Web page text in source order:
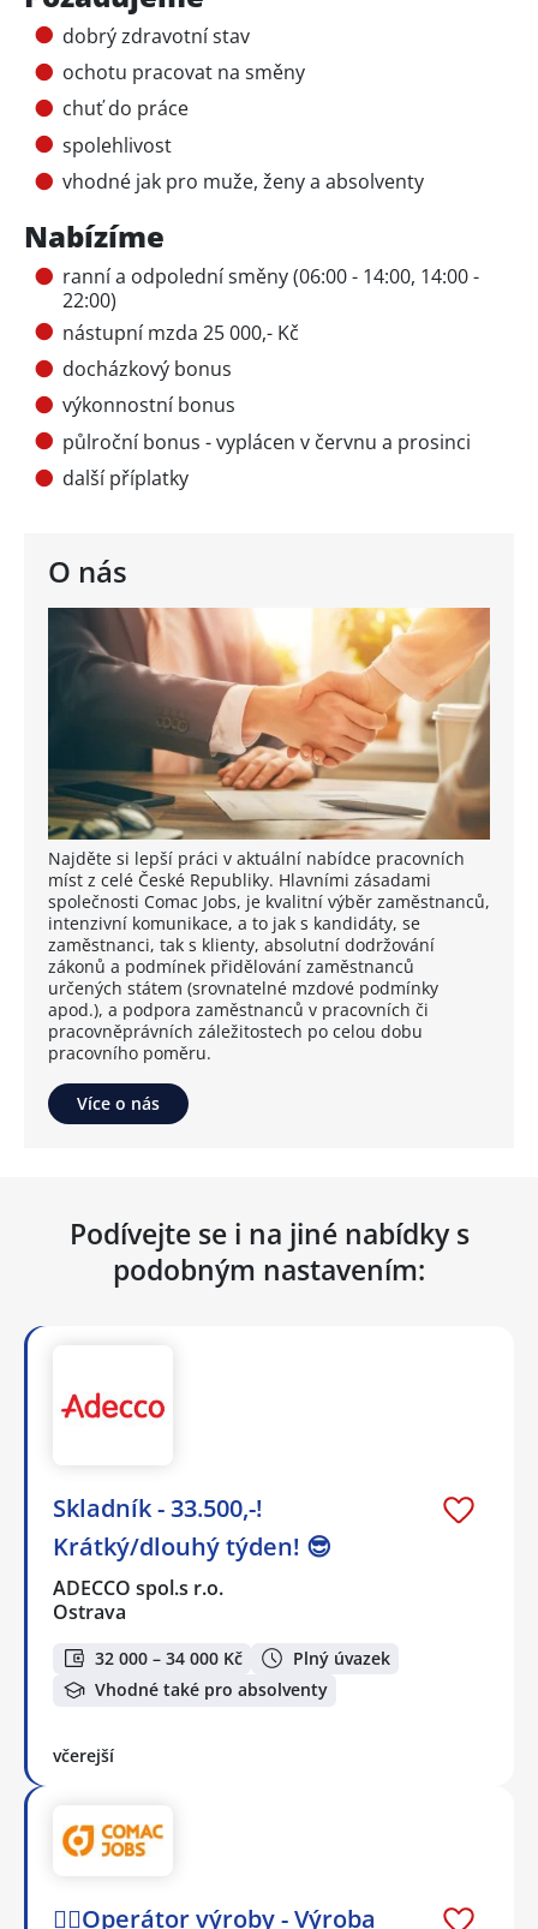
O nás
Najděte si lepší práci v aktuální nabídce pracovních
míst z celé České Republiky. Hlavními zásadami
společnosti Comac Jobs, je kvalitní výběr zaměstnanců,
intenzivní komunikace, a to jak s kandidáty, se
zaměstnanci, tak s klienty, absolutní dodržování
zákonů a podmínek přidělování zaměstnanců
určených státem (srovnatelné mzdové podmínky
apod.), a podpora zaměstnanců v pracovních či
pracovněprávních záležitostech po celou dobu
pracovního poměru.
Více o nás
dobrý zdravotní stav
ochotu pracovat na směny
chuť do práce
spolehlivost
vhodné jak pro muže, ženy a absolventy
Nabízíme
ranní a odpolední směny (06:00 - 14:00, 14:00 -
22:00)
nástupní mzda 25 000,- Kč
docházkový bonus
výkonnostní bonus
půlroční bonus - vyplácen v červnu a prosinci
další příplatky
Podívejte se i na jiné nabídky s
podobným nastavením:
Skladník - 33.500,-!
Krátký/dlouhý týden! 😎
ADECCO spol.s r.o.
Ostrava
32 000 – 34 000 Kč
Plný úvazek
Vhodné také pro absolventy
včerejší
👷‍♀️Operátor výroby - Výroba